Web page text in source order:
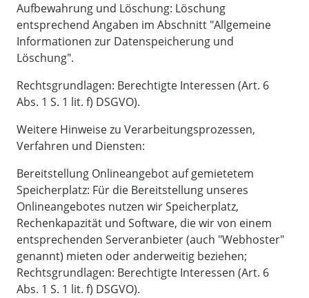
Aufbewahrung und Löschung: Löschung
entsprechend Angaben im Abschnitt "Allgemeine
Informationen zur Datenspeicherung und
Löschung".
Rechtsgrundlagen: Berechtigte Interessen (Art. 6
Abs. 1 S. 1 lit. f) DSGVO).
Weitere Hinweise zu Verarbeitungsprozessen,
Verfahren und Diensten:
Bereitstellung Onlineangebot auf gemietetem
Speicherplatz: Für die Bereitstellung unseres
Onlineangebotes nutzen wir Speicherplatz,
Rechenkapazität und Software, die wir von einem
entsprechenden Serveranbieter (auch "Webhoster"
genannt) mieten oder anderweitig beziehen;
Rechtsgrundlagen: Berechtigte Interessen (Art. 6
Abs. 1 S. 1 lit. f) DSGVO).